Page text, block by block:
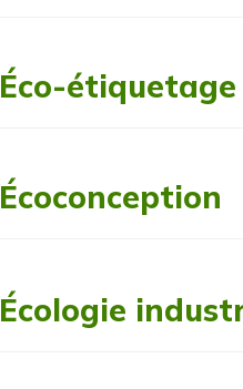
Éco-étiquetage
Écoconception
Écologie